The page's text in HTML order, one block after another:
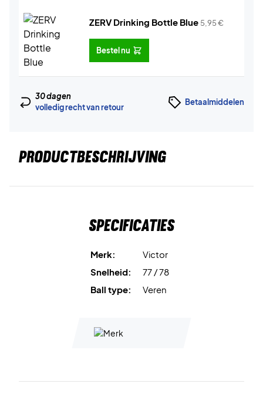
ZERV Drinking Bottle Blue 5,95€
Bestel nu
30 dagen
volledig recht van retour
Betaalmiddelen
PRODUCTBESCHRIJVING
Specificaties
Merk:
Victor
Snelheid:
77 / 78
Ball type:
Veren